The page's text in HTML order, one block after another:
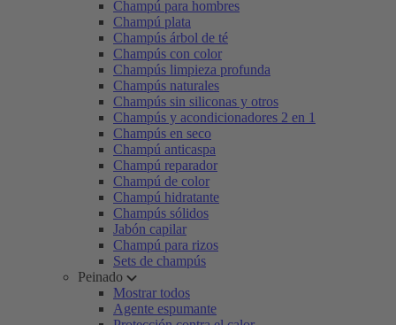
Champú para hombres
Champú plata
Champús árbol de té
Champús con color
Champús limpieza profunda
Champús naturales
Champús sin siliconas y otros
Champús y acondicionadores 2 en 1
Champús en seco
Champú anticaspa
Champú reparador
Champú de color
Champú hidratante
Champús sólidos
Jabón capilar
Champú para rizos
Sets de champús
Peinado
Mostrar todos
Agente espumante